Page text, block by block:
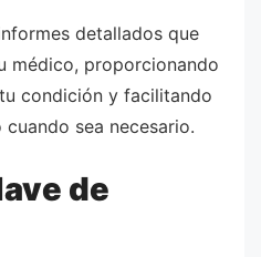
detallados que
médico, proporcionando
condición y facilitando
sea necesario.
de